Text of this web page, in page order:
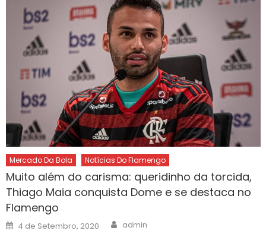
Mercado Da Bola Notícias Do Flamengo
Muito além do carisma: queridinho da torcida,
Thiago Maia conquista Dome e se destaca no
Flamengo
Posted
on
4 de Setembro, 2020 Author
admin